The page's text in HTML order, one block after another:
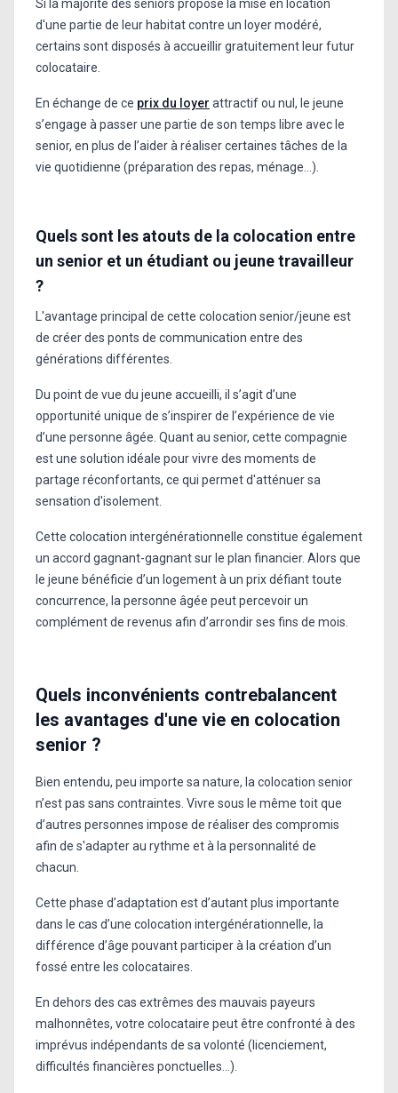
Si la majorité des seniors propose la mise en location
d'une partie de leur habitat contre un loyer modéré,
certains sont disposés à accueillir gratuitement leur futur
colocataire.
En échange de ce prix du loyer attractif ou nul, le jeune
s’engage à passer une partie de son temps libre avec le
senior, en plus de l’aider à réaliser certaines tâches de la
vie quotidienne (préparation des repas, ménage...).
Quels sont les atouts de la colocation entre
un senior et un étudiant ou jeune travailleur
?
L'avantage principal de cette colocation senior/jeune est
de créer des ponts de communication entre des
générations différentes.
Du point de vue du jeune accueilli, il s’agit d’une
opportunité unique de s’inspirer de l’expérience de vie
d’une personne âgée. Quant au senior, cette compagnie
est une solution idéale pour vivre des moments de
partage réconfortants, ce qui permet d'atténuer sa
sensation d'isolement.
Cette colocation intergénérationnelle constitue également
un accord gagnant-gagnant sur le plan financier. Alors que
le jeune bénéficie d’un logement à un prix défiant toute
concurrence, la personne âgée peut percevoir un
complément de revenus afin d’arrondir ses fins de mois.
Quels inconvénients contrebalancent
les avantages d'une vie en colocation
senior ?
Bien entendu, peu importe sa nature, la colocation senior
n’est pas sans contraintes. Vivre sous le même toit que
d’autres personnes impose de réaliser des compromis
afin de s'adapter au rythme et à la personnalité de
chacun.
Cette phase d’adaptation est d’autant plus importante
dans le cas d’une colocation intergénérationnelle, la
différence d’âge pouvant participer à la création d’un
fossé entre les colocataires.
En dehors des cas extrêmes des mauvais payeurs
malhonnêtes, votre colocataire peut être confronté à des
imprévus indépendants de sa volonté (licenciement,
difficultés financières ponctuelles…).